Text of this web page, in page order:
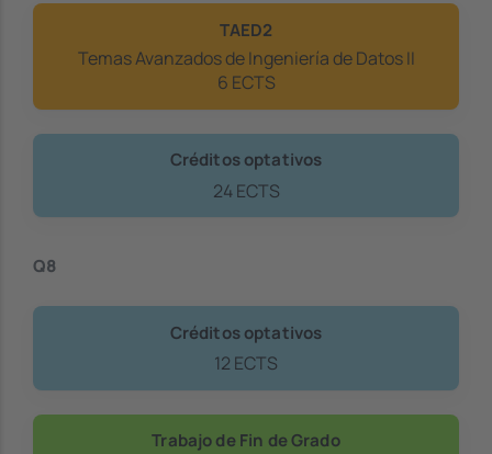
TAED2
Temas Avanzados de Ingeniería de Datos II
6 ECTS
Créditos optativos
24 ECTS
Q8
Créditos optativos
12 ECTS
Trabajo de Fin de Grado